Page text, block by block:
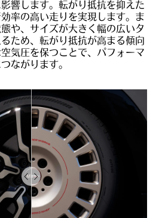
響します。転がり抵抗を抑えた
率の高い走りを実現します。ま
や、サイズが大きく幅の広いタ
ため、転がり抵抗が高まる傾向
気圧を保つことで、パフォーマ
ながります。
Drag
to
do
something